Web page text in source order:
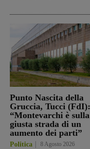
Punto Nascita della
Gruccia, Tucci (FdI):
“Montevarchi è sulla
giusta strada di un
aumento dei parti”
Politica 8 Agosto 2026